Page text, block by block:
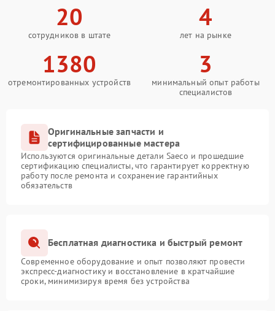
20
сотрудников в штате
4
лет на рынке
1380
отремонтированных устройств
3
минимальный опыт работы
специалистов
Оригинальные запчасти и
сертифицированные мастера
Используются оригинальные детали Saeco и прошедшие
сертификацию специалисты, что гарантирует корректную
работу после ремонта и сохранение гарантийных
обязательств
Бесплатная диагностика и быстрый ремонт
Современное оборудование и опыт позволяют провести
экспресс-диагностику и восстановление в кратчайшие
сроки, минимизируя время без устройства